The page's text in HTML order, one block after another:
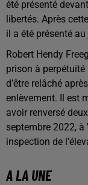
été présenté
libertés. Après
il a été présenté
Robert Hendy
prison à
d’être relâché
enlèvement. Il est
avoir renversé
septembre 2022, à
inspection de
A LA UNE